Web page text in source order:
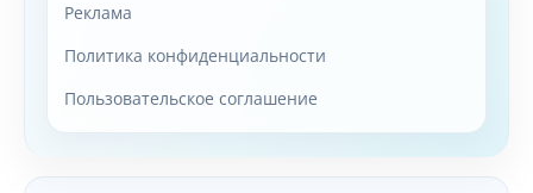
Реклама
Политика конфиденциальности
Пользовательское соглашение